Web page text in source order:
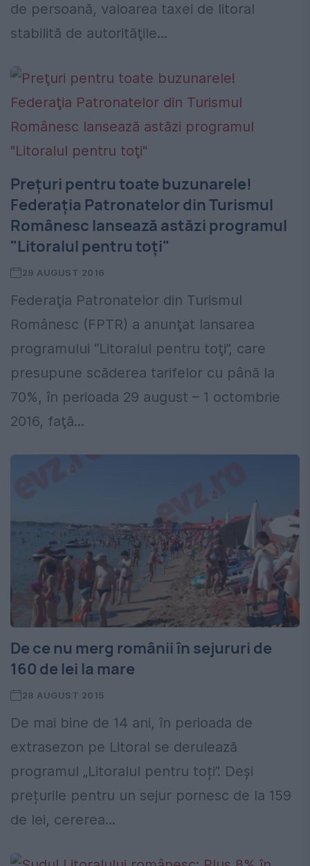
de persoană, valoarea taxei de litoral
stabilită de autorităţile...
Preţuri pentru toate buzunarele!
Federaţia Patronatelor din Turismul
Românesc lansează astăzi programul
"Litoralul pentru toţi"
29 AUGUST 2016
Federaţia Patronatelor din Turismul
Românesc (FPTR) a anunţat lansarea
programului “Litoralul pentru toţi”, care
presupune scăderea tarifelor cu până la
70%, în perioada 29 august – 1 octombrie
2016, faţă...
De ce nu merg românii în sejururi de
160 de lei la mare
28 AUGUST 2015
De mai bine de 14 ani, în perioada de
extrasezon pe Litoral se derulează
programul „Litoralul pentru toți”. Deși
prețurile pentru un sejur pornesc de la 159
de lei, cererea...